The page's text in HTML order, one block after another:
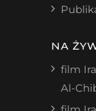
NA
film
Al-